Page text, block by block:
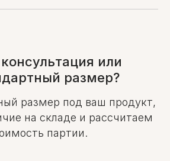
или
размер?
размер под ваш продукт,
на складе и рассчитаем
партии.